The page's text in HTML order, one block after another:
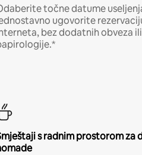
točne datume
ugovorite
bez dodatnih obveza ili
s radnim prostorom za